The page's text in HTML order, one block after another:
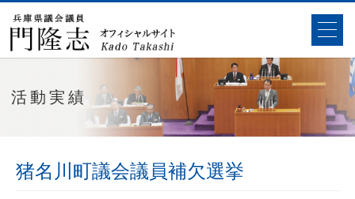
活動実績
猪名川町議会議員補欠選挙